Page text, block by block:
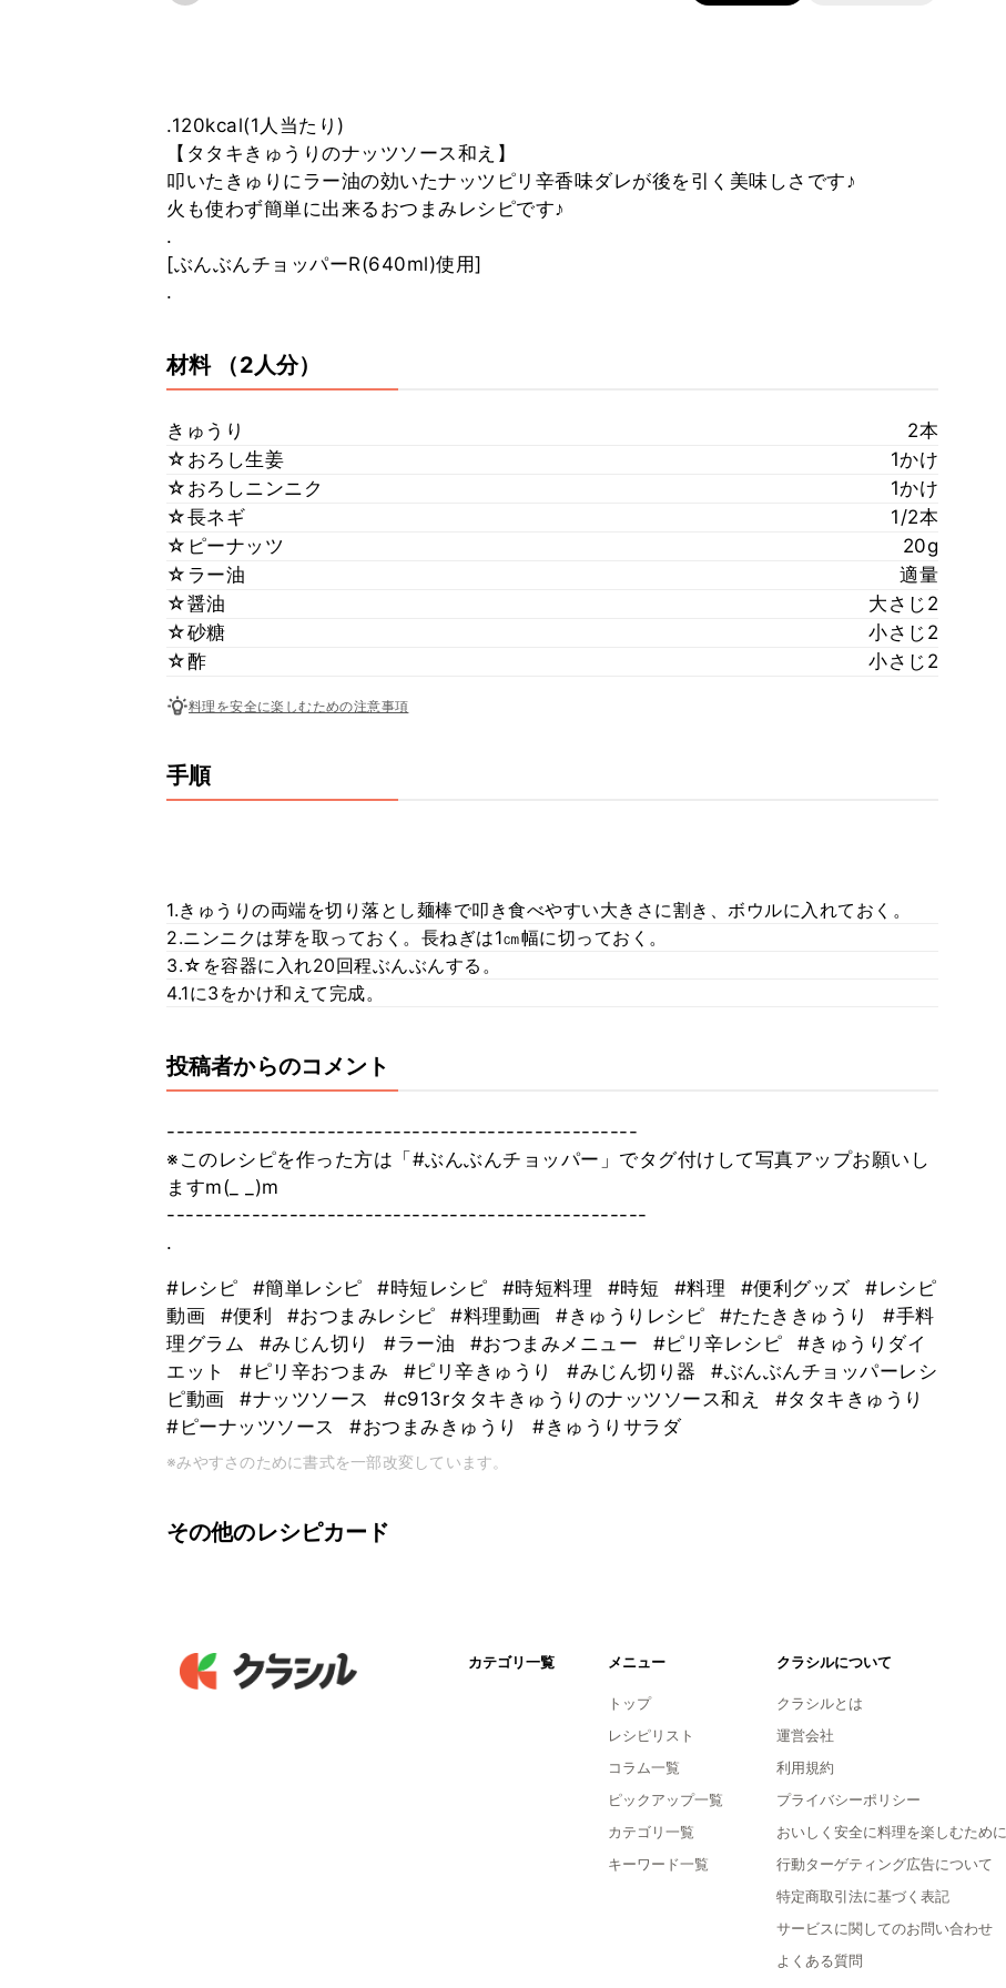
.120kcal(1人当たり)⠀
【タタキきゅうりのナッツソース和え】⠀
叩いたきゅりにラー油の効いたナッツピリ辛香味ダレが後を引く美味しさです♪⠀
火も使わず簡単に出来るおつまみレシピです♪⠀
.⠀
[ぶんぶんチョッパーR(640ml)使用]⠀
.⠀
材料 （2人分）
きゅうり
2本
☆おろし生姜
1かけ
☆おろしニンニク
1かけ
☆長ネギ
1/2本
☆ピーナッツ
20g
☆ラー油
適量
☆醤油
大さじ2
☆砂糖
小さじ2
☆酢
小さじ2
料理を安全に楽しむための注意事項
手順
1.きゅうりの両端を切り落とし麺棒で叩き食べやすい大きさに割き、ボウルに入れておく。⠀
2.ニンニクは芽を取っておく。長ねぎは1㎝幅に切っておく。⠀
3.☆を容器に入れ20回程ぶんぶんする。⠀
4.1に3をかけ和えて完成。⠀
投稿者からのコメント
--------------------------------------------------⠀
※このレシピを作った方は「#ぶんぶんチョッパー」でタグ付けして写真アップお願いし
ますm(_ _)m⠀
---------------------------------------------------⠀
. ⠀
#レシピ #簡単レシピ #時短レシピ #時短料理 #時短 #料理 #便利グッズ
#レシピ
動画
#便利 #おつまみレシピ #料理動画 #きゅうりレシピ #たたききゅうり
#手料
理グラム
#みじん切り #ラー油 #おつまみメニュー #ピリ辛レシピ
#きゅうりダイ
エット
#ピリ辛おつまみ #ピリ辛きゅうり #みじん切り器
#ぶんぶんチョッパーレシ
ピ動画
#ナッツソース #c913rタタキきゅうりのナッツソース和え
#タタキきゅうり
#ピーナッツソース
#おつまみきゅうり #きゅうりサラダ
※みやすさのために書式を一部改変しています。
その他のレシピカード
カテゴリ一覧 メニュー
トップ
レシピリスト
コラム一覧
ピックアップ一覧
カテゴリ一覧
キーワード一覧
クラシルについて
クラシルとは
運営会社
利用規約
プライバシーポリシー
おいしく安全に料理を楽しむために
行動ターゲティング広告について
特定商取引法に基づく表記
サービスに関してのお問い合わせ
よくある質問